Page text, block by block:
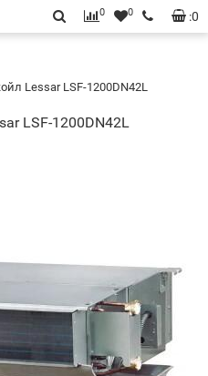
:0
0 0
Lessar LSF-1200DN42L
LSF-1200DN42L